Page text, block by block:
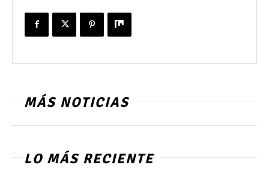
MÁS NOTICIAS
LO MÁS RECIENTE